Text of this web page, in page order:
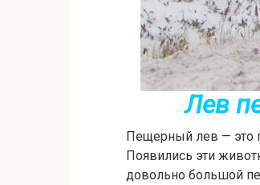
Лев
Пещерный лев — это
Появились эти
довольно большой